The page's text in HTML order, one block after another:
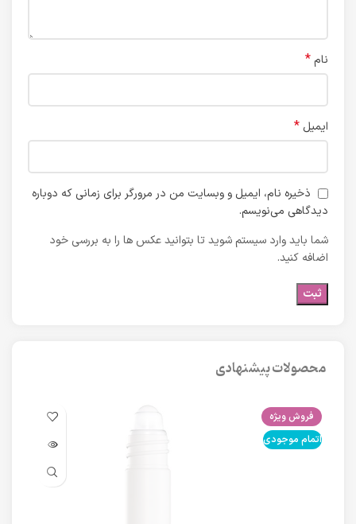
نام *
ایمیل *
ذخیره نام، ایمیل و وبسایت من در مرورگر برای زمانی که دوباره
دیدگاهی می‌نویسم.
شما باید وارد سیستم شوید تا بتوانید عکس ها را به بررسی خود
اضافه کنید.
محصولات پیشنهادی
فروش ویژه
اتمام موجودی